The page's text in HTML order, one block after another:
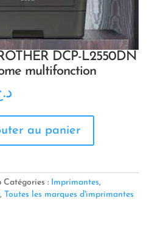
DCP-L2550DN
multifonction
au panier
Catégories : Imprimantes,
, Toutes les marques d'imprimantes